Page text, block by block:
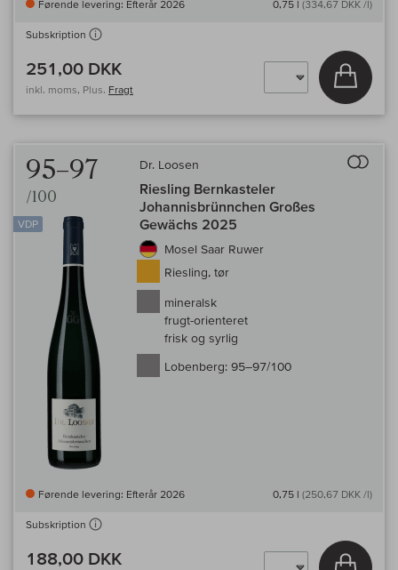
Førende levering: Efterår 2026 0,75 l (334,67 DKK /l)
Subskription
251,00 DKK
inkl. moms, Plus. Fragt
Læg i
95–97
/100
VDP
Dr. Loosen
Riesling Bernkasteler
Johannisbrünnchen Großes
Gewächs 2025
Mosel Saar Ruwer
Riesling, tør
mineralsk
frugt-orienteret
frisk og syrlig
Lobenberg: 95–97/100
Førende levering: Efterår 2026 0,75 l (250,67 DKK /l)
Subskription
188,00 DKK Læg i